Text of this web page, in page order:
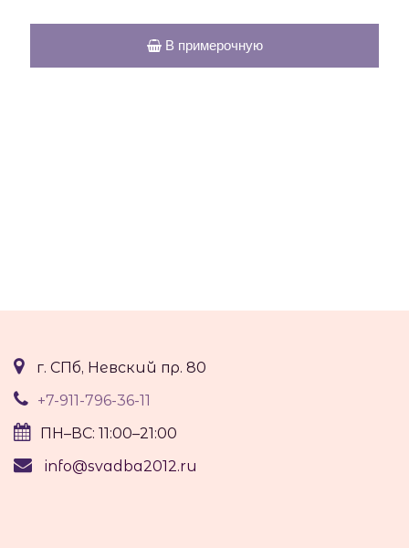
В примерочную
г. СПб, Невский пр. 80
+7-911-796-36-11
ПН–ВС: 11:00–21:00
info@svadba2012.ru